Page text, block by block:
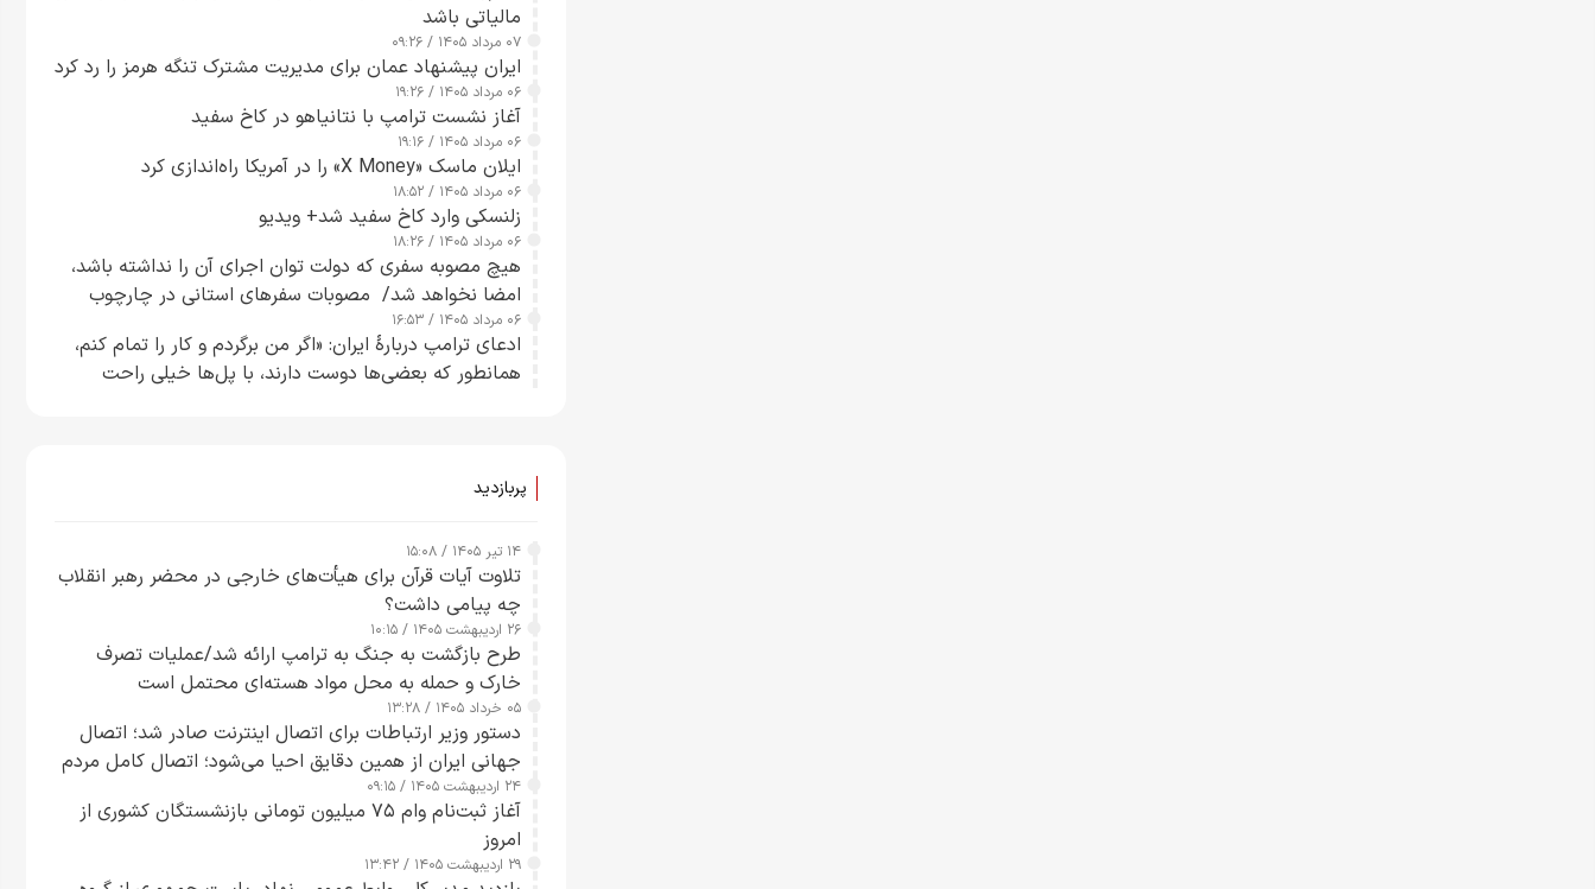
مالیاتی باشد
۰۷ مرداد ۱۴۰۵ / ۰۹:۲۶
ایران پیشنهاد عمان برای مدیریت مشترک تنگه هرمز را رد کرد
۰۶ مرداد ۱۴۰۵ / ۱۹:۲۶
آغاز نشست ترامپ با نتانیاهو در کاخ سفید
۰۶ مرداد ۱۴۰۵ / ۱۹:۱۶
ایلان ماسک «X Money» را در آمریکا راه‌اندازی کرد
۰۶ مرداد ۱۴۰۵ / ۱۸:۵۲
زلنسکی وارد کاخ سفید شد+ ویدیو
۰۶ مرداد ۱۴۰۵ / ۱۸:۲۶
هیچ مصوبه سفری که دولت توان اجرای آن را نداشته باشد،
امضا نخواهد شد/ مصوبات سفرهای استانی در چارچوب
قانون بودجه است+ عکس
۰۶ مرداد ۱۴۰۵ / ۱۶:۵۳
ادعای ترامپ دربارهٔ ایران: «اگر من برگردم و کار را تمام کنم،
همانطور که بعضی‌ها دوست دارند، با پل‌ها خیلی راحت
پربازدید
۱۴ تیر ۱۴۰۵ / ۱۵:۰۸
تلاوت آیات قرآن برای هیأت‌های خارجی در محضر رهبر انقلاب
چه پیامی داشت؟
۲۶ اردیبهشت ۱۴۰۵ / ۱۰:۱۵
طرح‌ بازگشت به جنگ به ترامپ ارائه شد/عملیات تصرف
خارک و حمله به محل مواد هسته‌ای محتمل است
۰۵ خرداد ۱۴۰۵ / ۱۳:۲۸
دستور وزیر ارتباطات برای اتصال اینترنت صادر شد؛ اتصال
جهانی ایران از همین دقایق احیا می‌شود؛ اتصال کامل مردم
تا ۲۴ ساعت آینده
۲۴ اردیبهشت ۱۴۰۵ / ۰۹:۱۵
آغاز ثبت‌نام وام ۷۵ میلیون تومانی بازنشستگان کشوری از
امروز
۲۹ اردیبهشت ۱۴۰۵ / ۱۳:۴۲